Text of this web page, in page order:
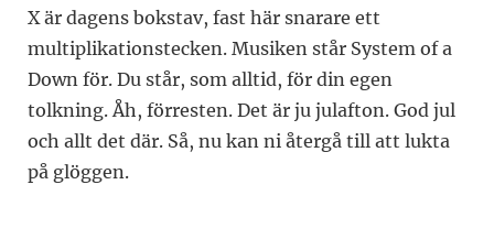
X är dagens bokstav, fast här snarare ett
multiplikationstecken. Musiken står System of a
Down för. Du står, som alltid, för din egen
tolkning. Åh, förresten. Det är ju julafton. God jul
och allt det där. Så, nu kan ni återgå till att lukta
på glöggen.